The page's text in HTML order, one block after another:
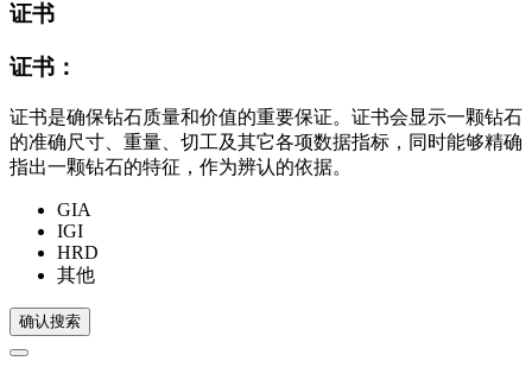
证书
证书：
证书是确保钻石质量和价值的重要保证。证书会显示一颗钻石
的准确尺寸、重量、切工及其它各项数据指标，同时能够精确
指出一颗钻石的特征，作为辨认的依据。
GIA
IGI
HRD
其他
确认搜索